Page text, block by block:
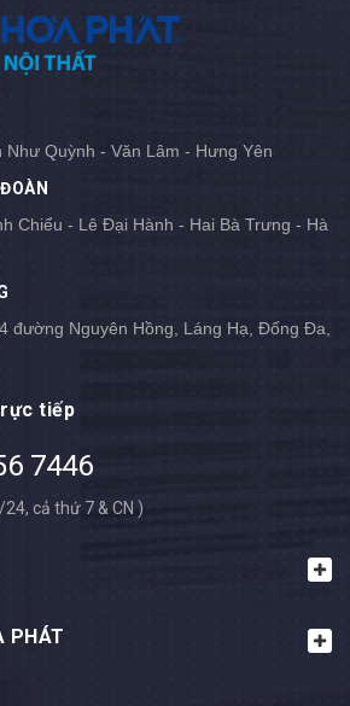
Như Quỳnh - Văn Lâm - Hưng Yên
Chiểu - Lê Đại Hành - Hai Bà Trưng - Hà
đường Nguyên Hồng, Láng Hạ, Đống Đa,
tiếp
7446
cả thứ 7 & CN )
PHÁT